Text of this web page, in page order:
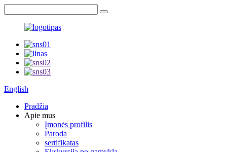
English
Pradžia
Apie mus
Įmonės profilis
Paroda
sertifikatas